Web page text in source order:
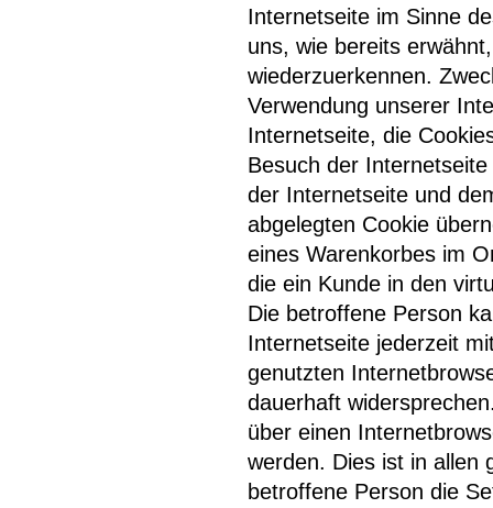
Internetseite im Sinne
uns, wie bereits
wiederzuerkennen.
Verwendung unserer
Internetseite, die
Besuch der
der Internetseite und
abgelegten Cookie
eines Warenkorbes im
die ein Kunde in den
Die betroffene Person
Internetseite jederzeit
genutzten
dauerhaft
über einen
werden. Dies ist in allen
betroffene Person die